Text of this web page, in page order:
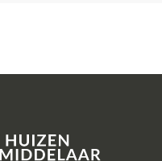
Voorts zijn wijzigingen